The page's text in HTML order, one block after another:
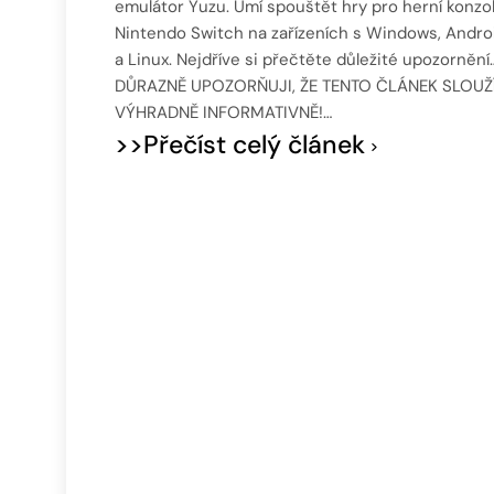
emulátor Yuzu. Umí spouštět hry pro herní
Nintendo Switch na zařízeních s Windows,
a Linux. Nejdříve si přečtěte důležité
DŮRAZNĚ UPOZORŇUJI, ŽE TENTO ČLÁNEK
VÝHRADNĚ INFORMATIVNĚ!…
>>Přečíst celý článek